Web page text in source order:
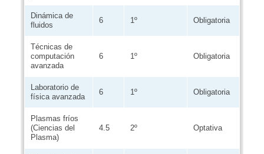
Dinámica de
fluidos
6 1º Obligatoria
Técnicas de
computación
avanzada
6 1º Obligatoria
Laboratorio de
física avanzada
6 1º Obligatoria
Plasmas fríos
(Ciencias del
Plasma)
4.5 2º Optativa